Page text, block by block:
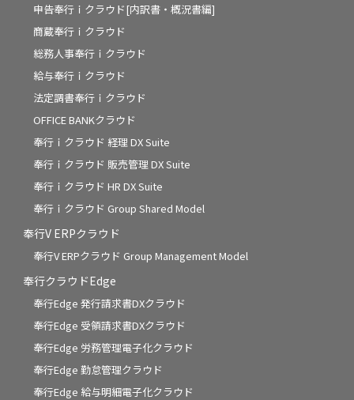
申告奉行ｉクラウド[内訳書・概況書編]
商蔵奉行ｉクラウド
総務人事奉行ｉクラウド
給与奉行ｉクラウド
法定調書奉行ｉクラウド
OFFICE BANKクラウド
奉行ｉクラウド 経理 DX Suite
奉行ｉクラウド 販売管理 DX Suite
奉行ｉクラウド HR DX Suite
奉行ｉクラウド Group Shared Model
奉行V ERPクラウド
奉行V ERPクラウド Group Management Model
奉行クラウドEdge
奉行Edge 発行請求書DXクラウド
奉行Edge 受領請求書DXクラウド
奉行Edge 労務管理電子化クラウド
奉行Edge 勤怠管理クラウド
奉行Edge 給与明細電子化クラウド